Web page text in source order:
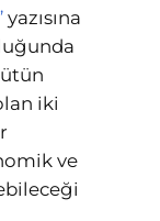
yazısına
iki
ve